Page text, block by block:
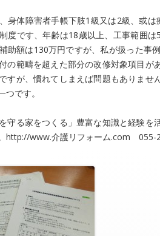
身体障害者手帳下肢1級又は2級、或
度です、年齢は18歳以上、工事範囲
助額は130万円ですが、私が扱った事
の範疇を超えた部分の改修対象項目が
すが、慣れてしまえば問題もありませ
です。
守る家をつくる」豊富な知識と経験を
http://www.介護リフォーム.com 055-